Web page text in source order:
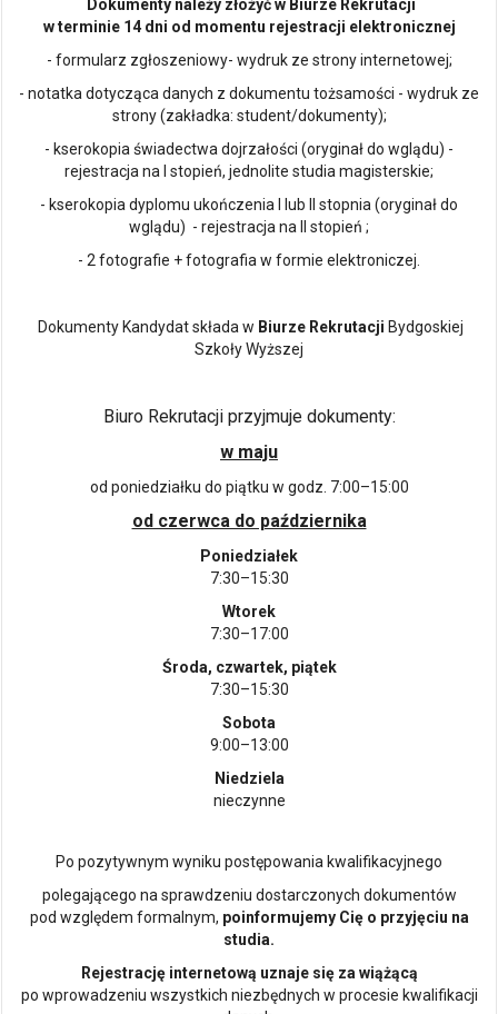
Dokumenty należy złożyć w Biurze Rekrutacji
w terminie 14 dni od momentu rejestracji elektronicznej
- formularz zgłoszeniowy- wydruk ze strony internetowej;
- notatka dotycząca danych z dokumentu tożsamości - wydruk ze
strony (zakładka: student/dokumenty);
- kserokopia świadectwa dojrzałości (oryginał do wglądu) -
rejestracja na I stopień, jednolite studia magisterskie;
- kserokopia dyplomu ukończenia I lub II stopnia (oryginał do
wglądu) - rejestracja na II stopień ;
- 2 fotografie + fotografia w formie elektroniczej.
Dokumenty Kandydat składa w Biurze Rekrutacji Bydgoskiej
Szkoły Wyższej
Biuro Rekrutacji przyjmuje dokumenty:
w maju
od poniedziałku do piątku w godz. 7:00–15:00
od czerwca do października
Poniedziałek
7:30–15:30
Wtorek
7:30–17:00
Środa, czwartek, piątek
7:30–15:30
Sobota
9:00–13:00
Niedziela
nieczynne
Po pozytywnym wyniku postępowania kwalifikacyjnego
polegającego na sprawdzeniu dostarczonych dokumentów
pod względem formalnym, poinformujemy Cię o przyjęciu na
studia.
Rejestrację internetową uznaje się za wiążącą
po wprowadzeniu wszystkich niezbędnych w procesie kwalifikacji